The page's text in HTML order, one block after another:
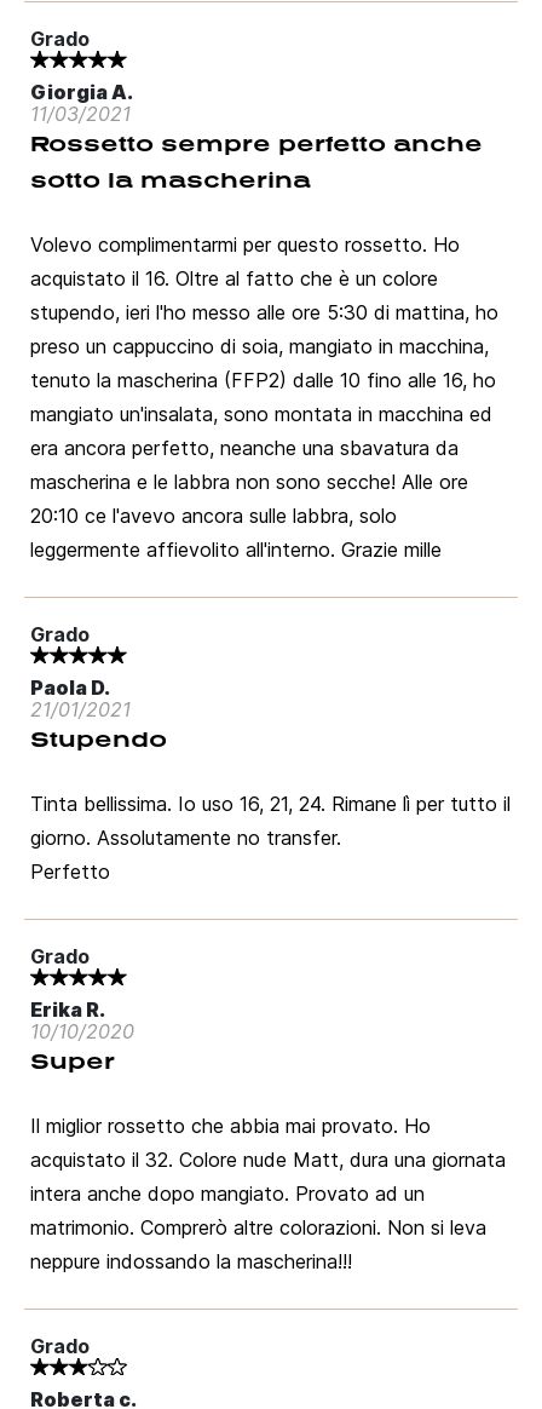
Grado
Giorgia A.
11/03/2021
Rossetto sempre perfetto anche
sotto la mascherina
Volevo complimentarmi per questo rossetto. Ho
acquistato il 16. Oltre al fatto che è un colore
stupendo, ieri l'ho messo alle ore 5:30 di mattina, ho
preso un cappuccino di soia, mangiato in macchina,
tenuto la mascherina (FFP2) dalle 10 fino alle 16, ho
mangiato un'insalata, sono montata in macchina ed
era ancora perfetto, neanche una sbavatura da
mascherina e le labbra non sono secche! Alle ore
20:10 ce l'avevo ancora sulle labbra, solo
leggermente affievolito all'interno. Grazie mille
Grado
Paola D.
21/01/2021
Stupendo
Tinta bellissima. Io uso 16, 21, 24. Rimane lì per tutto il
giorno. Assolutamente no transfer.
Perfetto
Grado
Erika R.
10/10/2020
Super
Il miglior rossetto che abbia mai provato. Ho
acquistato il 32. Colore nude Matt, dura una giornata
intera anche dopo mangiato. Provato ad un
matrimonio. Comprerò altre colorazioni. Non si leva
neppure indossando la mascherina!!!
Grado
Roberta c.